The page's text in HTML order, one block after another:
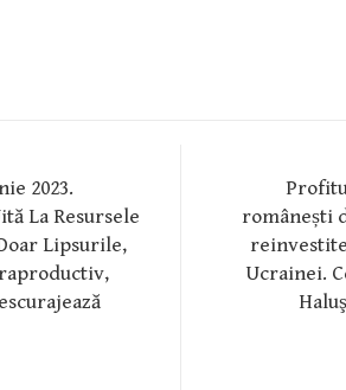
2023.
La Resursele
Lipsurile,
românești
Ucrainei.